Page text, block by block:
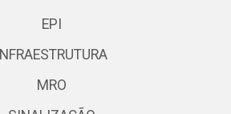
EPI
INFRAESTRUTURA
MRO